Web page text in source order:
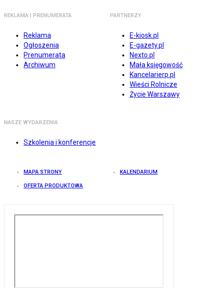
REKLAMA I PRENUMERATA
Reklama
Ogłoszenia
Prenumerata
Archiwum
PARTNERZY
E-kiosk.pl
E-gazety.pl
Nexto.pl
Mała księgowość
Kancelarierp.pl
Wieści Rolnicze
Życie Warszawy
NASZE WYDARZENIA
Szkolenia i konferencje
MAPA STRONY KALENDARIUM
OFERTA PRODUKTOWA